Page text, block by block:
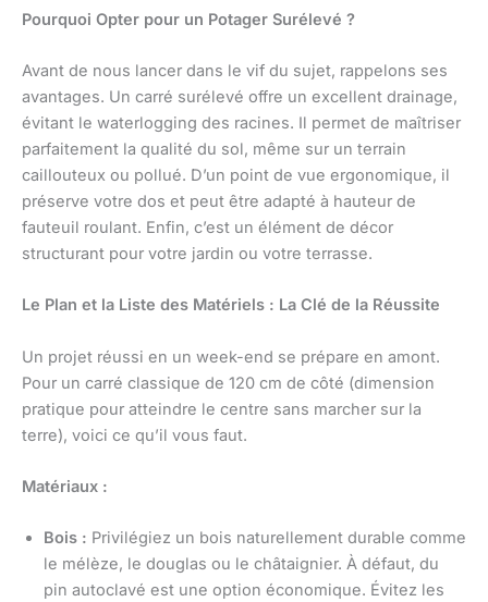
Pourquoi Opter pour un Potager Surélevé ?
Avant de nous lancer dans le vif du sujet, rappelons ses
avantages. Un carré surélevé offre un excellent drainage,
évitant le waterlogging des racines. Il permet de maîtriser
parfaitement la qualité du sol, même sur un terrain
caillouteux ou pollué. D’un point de vue ergonomique, il
préserve votre dos et peut être adapté à hauteur de
fauteuil roulant. Enfin, c’est un élément de décor
structurant pour votre jardin ou votre terrasse.
Le Plan et la Liste des Matériels : La Clé de la Réussite
Un projet réussi en un week-end se prépare en amont.
Pour un carré classique de 120 cm de côté (dimension
pratique pour atteindre le centre sans marcher sur la
terre), voici ce qu’il vous faut.
Matériaux :
Bois : Privilégiez un bois naturellement durable comme
le mélèze, le douglas ou le châtaignier. À défaut, du
pin autoclavé est une option économique. Évitez les